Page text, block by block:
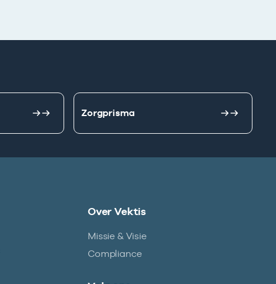
Zorgprisma
Over Vektis
Missie & Visie
Compliance